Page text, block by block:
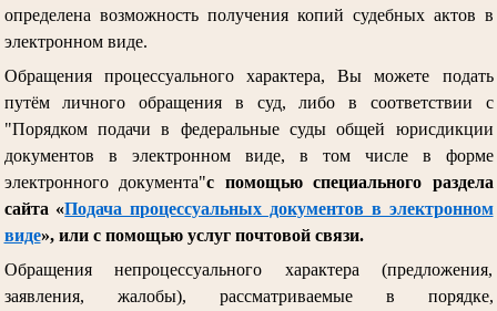
определена возможность получения копий судебных актов в
электронном виде.
Обращения процессуального характера, Вы можете подать
путём личного обращения в суд, либо в соответствии с
"Порядком подачи в федеральные суды общей юрисдикции
документов в электронном виде, в том числе в форме
электронного документа"с помощью специального раздела
сайта «Подача процессуальных документов в электронном
виде», или с помощью услуг почтовой связи.
Обращения непроцессуального характера (предложения,
заявления, жалобы), рассматриваемые в порядке,